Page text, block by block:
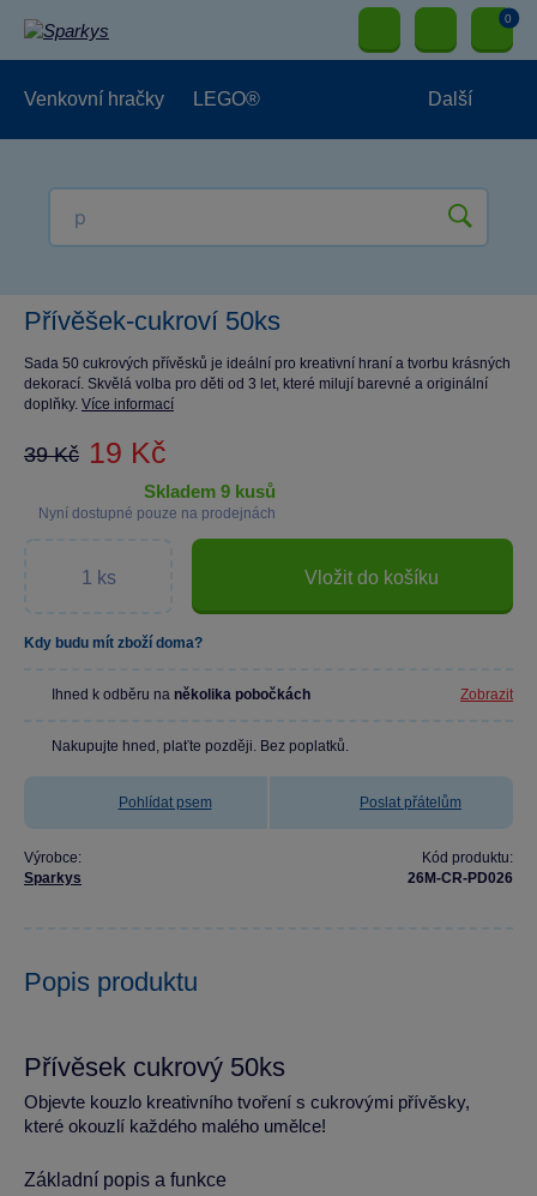
0
Venkovní hračky LEGO® Další
Přívěšek-cukroví 50ks
Sada 50 cukrových přívěsků je ideální pro kreativní hraní a tvorbu krásných
dekorací. Skvělá volba pro děti od 3 let, které milují barevné a originální
doplňky. Více informací
39 Kč 19 Kč
skladem 9 kusů
Nyní dostupné pouze na prodejnách
Vložit do košíku
Kdy budu mít zboží doma?
Ihned k odběru na několika pobočkách Zobrazit
Nakupujte hned, plaťte později. Bez poplatků.
Pohlídat psem Poslat přátelům
Výrobce:
Sparkys
Kód produktu:
26M-CR-PD026
Popis produktu
Přívěsek cukrový 50ks
Objevte kouzlo kreativního tvoření s cukrovými přívěsky,
které okouzlí každého malého umělce!
Základní popis a funkce